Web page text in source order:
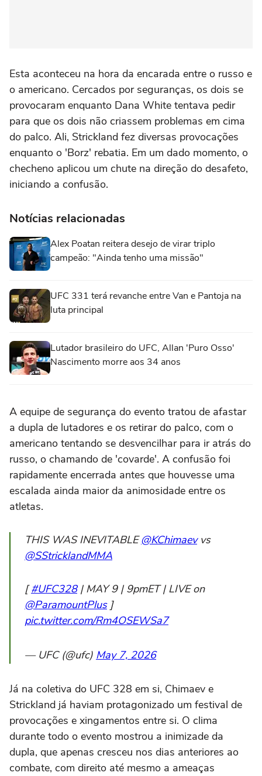
Esta aconteceu na hora da encarada entre o russo e
o americano. Cercados por seguranças, os dois se
provocaram enquanto Dana White tentava pedir
para que os dois não criassem problemas em cima
do palco. Ali, Strickland fez diversas provocações
enquanto o 'Borz' rebatia. Em um dado momento, o
checheno aplicou um chute na direção do desafeto,
iniciando a confusão.
Notícias relacionadas
Alex Poatan reitera desejo de virar triplo
campeão: "Ainda tenho uma missão"
UFC 331 terá revanche entre Van e Pantoja na
luta principal
Lutador brasileiro do UFC, Allan 'Puro Osso'
Nascimento morre aos 34 anos
A equipe de segurança do evento tratou de afastar
a dupla de lutadores e os retirar do palco, com o
americano tentando se desvencilhar para ir atrás do
russo, o chamando de 'covarde'. A confusão foi
rapidamente encerrada antes que houvesse uma
escalada ainda maior da animosidade entre os
atletas.
THIS WAS INEVITABLE@KChimaevvs
@SStricklandMMA
[#UFC328| MAY 9 | 9pmET | LIVE on
@ParamountPlus]
pic.twitter.com/Rm4OSEWSa7
— UFC (@ufc) May 7, 2026
Já na coletiva do UFC 328 em si, Chimaev e
Strickland já haviam protagonizado um festival de
provocações e xingamentos entre si. O clima
durante todo o evento mostrou a inimizade da
dupla, que apenas cresceu nos dias anteriores ao
combate, com direito até mesmo a ameaças